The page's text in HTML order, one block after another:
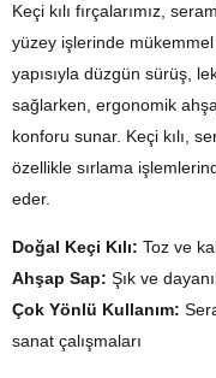
Keçi kılı fırçalarımız,
yüzey işlerinde
yapısıyla düzgün sürüş,
sağlarken, ergonomik
konforu sunar. Keçi kılı,
özellikle sırlama
eder.
Doğal Keçi Kılı: Toz ve
Ahşap Sap: Şık ve
Çok Yönlü Kullanım:
sanat çalışmaları